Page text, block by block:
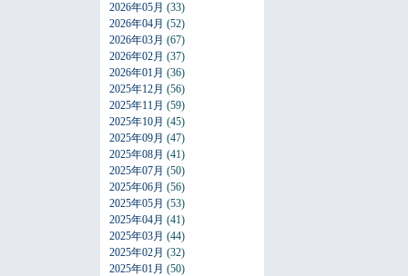
2026年05月 (33)
2026年04月 (52)
2026年03月 (67)
2026年02月 (37)
2026年01月 (36)
2025年12月 (56)
2025年11月 (59)
2025年10月 (45)
2025年09月 (47)
2025年08月 (41)
2025年07月 (50)
2025年06月 (56)
2025年05月 (53)
2025年04月 (41)
2025年03月 (44)
2025年02月 (32)
2025年01月 (50)